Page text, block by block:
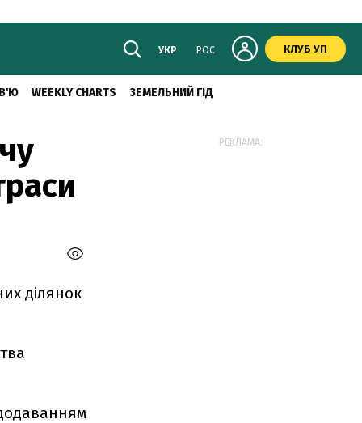
УКР РОС КЛУБ УП
WEEKLY CHARTS ЗЕМЕЛЬНИЙ ГІД
ділянок
РЕКЛАМА: